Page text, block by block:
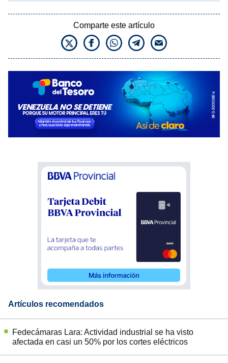
Comparte este artículo
Artículos recomendados
Fedecámaras Lara: Actividad industrial se ha visto
afectada en casi un 50% por los cortes eléctricos